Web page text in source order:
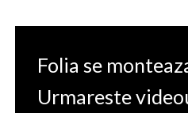
Folia se
Urmareste